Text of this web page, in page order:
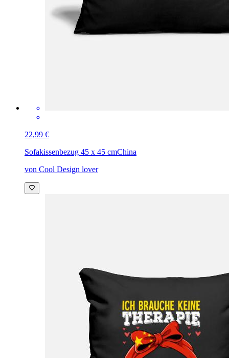
22,99 €
Sofakissenbezug 45 x 45 cmChina
von Cool Design lover